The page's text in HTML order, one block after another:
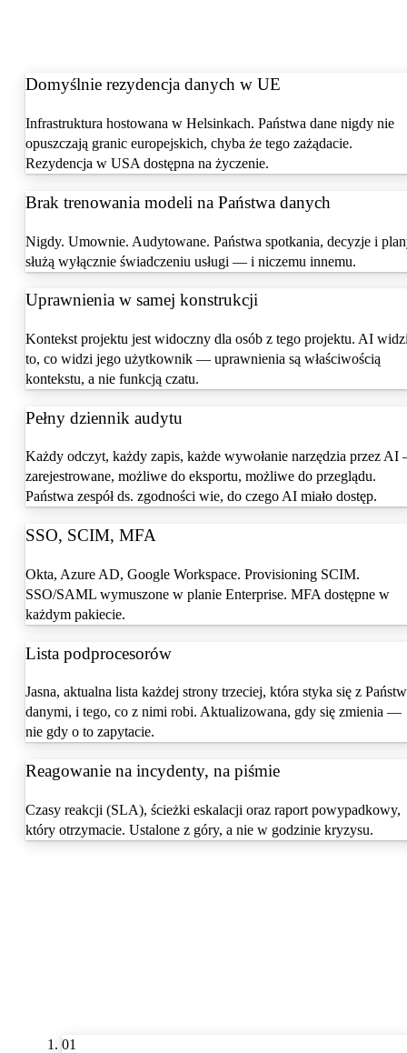
Domyślnie rezydencja danych w UE
Infrastruktura hostowana w Helsinkach. Państwa dane nigdy nie
opuszczają granic europejskich, chyba że tego zażądacie.
Rezydencja w USA dostępna na życzenie.
Brak trenowania modeli na Państwa danych
Nigdy. Umownie. Audytowane. Państwa spotkania, decyzje i
służą wyłącznie świadczeniu usługi — i niczemu innemu.
Uprawnienia w samej konstrukcji
Kontekst projektu jest widoczny dla osób z tego projektu. AI
to, co widzi jego użytkownik — uprawnienia są właściwością
kontekstu, a nie funkcją czatu.
Pełny dziennik audytu
Każdy odczyt, każdy zapis, każde wywołanie narzędzia przez
zarejestrowane, możliwe do eksportu, możliwe do przeglądu.
Państwa zespół ds. zgodności wie, do czego AI miało dostęp.
SSO, SCIM, MFA
Okta, Azure AD, Google Workspace. Provisioning SCIM.
SSO/SAML wymuszone w planie Enterprise. MFA dostępne w
każdym pakiecie.
Lista podprocesorów
Jasna, aktualna lista każdej strony trzeciej, która styka się z
danymi, i tego, co z nimi robi. Aktualizowana, gdy się zmienia —
nie gdy o to zapytacie.
Reagowanie na incydenty, na piśmie
Czasy reakcji (SLA), ścieżki eskalacji oraz raport powypadkowy,
który otrzymacie. Ustalone z góry, a nie w godzinie kryzysu.
01